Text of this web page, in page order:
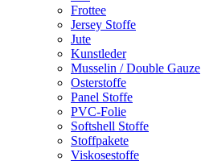
Frottee
Jersey Stoffe
Jute
Kunstleder
Musselin / Double Gauze
Osterstoffe
Panel Stoffe
PVC-Folie
Softshell Stoffe
Stoffpakete
Viskosestoffe